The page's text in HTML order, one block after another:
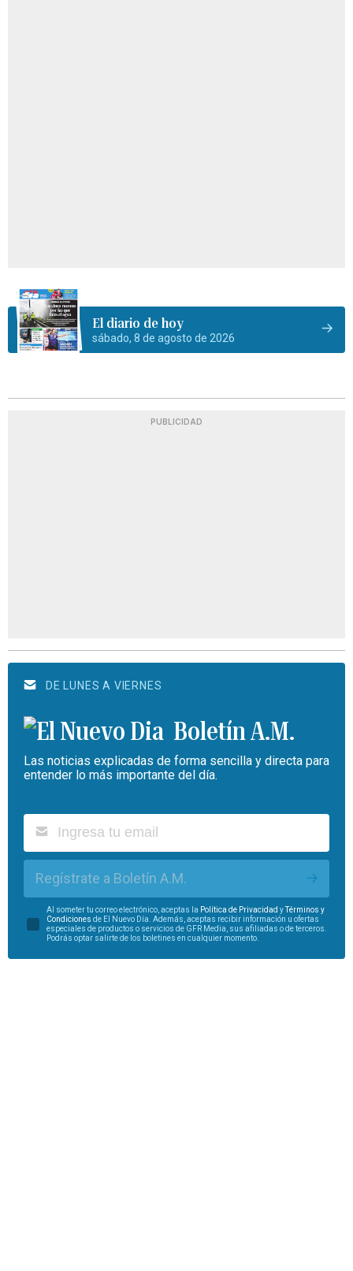
El diario de hoy
sábado, 8 de agosto de 2026
PUBLICIDAD
DE LUNES A VIERNES
Boletín A.M.
Las noticias explicadas de forma sencilla y directa para
entender lo más importante del día.
Regístrate a Boletín A.M.
Al someter tu correo electrónico, aceptas la Política de Privacidad yTérminos y
Condiciones de El Nuevo Día. Además, aceptas recibir información u ofertas
especiales de productos o servicios de GFR Media, sus afiliadas o de terceros.
Podrás optar salirte de los boletines en cualquier momento.